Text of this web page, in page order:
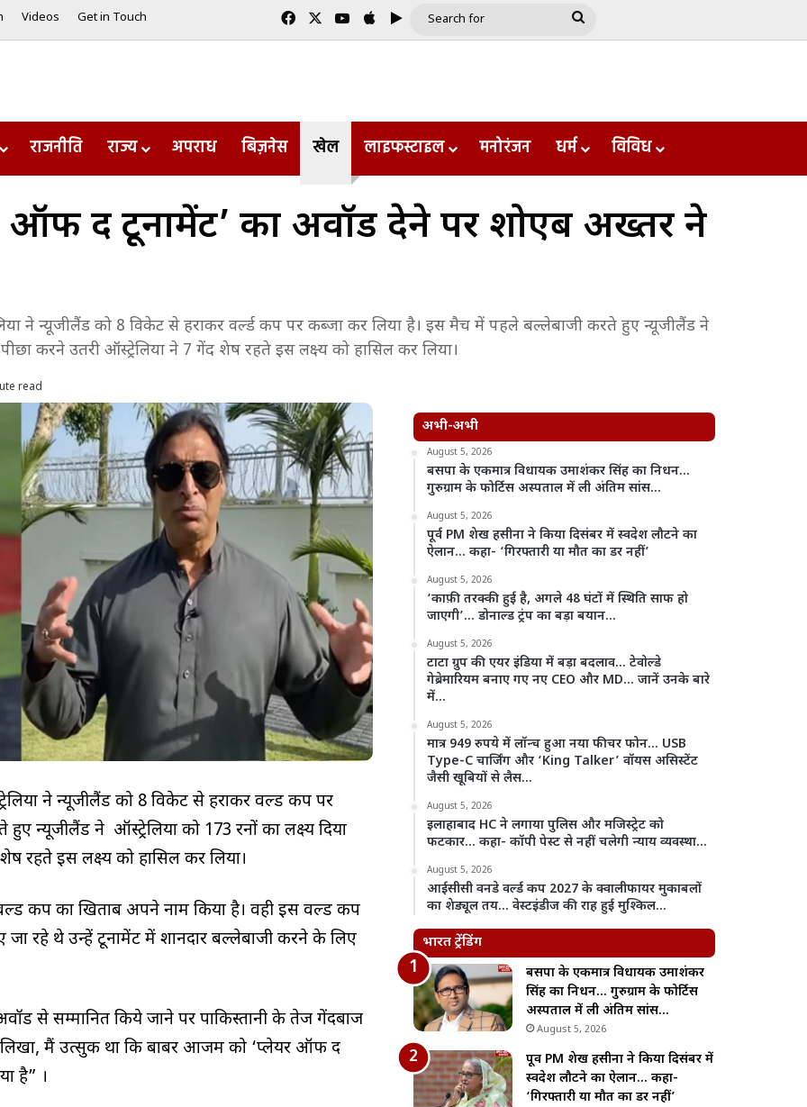
Videos Get in Touch FacebookYouTube
AppleGoogle Play
Search
राजनीति राज्य अपराध बिज़नेस खेल लाइफस्टाइल मनोरंजन धर्म विविध
ऑफ द टूर्नामेंट’ का अवॉर्ड देने पर शोएब अख्तर ने
ने न्यूजीलैंड को 8 विकेट से हराकर वर्ल्ड कप पर कब्जा कर लिया है। इस मैच में पहले बल्लेबाजी करते हुए न्यूजीलैंड ने
पीछा करने उतरी ऑस्ट्रेलिया ने 7 गेंद शेष रहते इस लक्ष्य को हासिल कर लिया।
read
ने न्यूजीलैंड को 8 विकेट से हराकर वर्ल्ड कप पर
न्यूजीलैंड ने ऑस्ट्रेलिया को 173 रनों का लक्ष्य दिया
रहते इस लक्ष्य को हासिल कर लिया।
कप का खिताब अपने नाम किया है। वही इस वर्ल्ड कप
रहे थे उन्हें टूर्नामेंट में शानदार बल्लेबाजी करने के लिए
से सम्मानित किये जाने पर पाकिस्तानी के तेज गेंदबाज
लिखा, मैं उत्सुक था कि बाबर आजम को ‘प्लेयर ऑफ द
है” ।
अभी-अभी
August 5, 2026
बसपा के एकमात्र विधायक उमाशंकर सिंह का निधन…
गुरुग्राम के फोर्टिस अस्पताल में ली अंतिम सांस…
August 5, 2026
पूर्व PM शेख हसीना ने किया दिसंबर में स्वदेश लौटने का
ऐलान… कहा- ‘गिरफ्तारी या मौत का डर नहीं’
August 5, 2026
‘काफ़ी तरक्की हुई है, अगले 48 घंटों में स्थिति साफ हो
जाएगी’… डोनाल्ड ट्रंप का बड़ा बयान…
August 5, 2026
टाटा ग्रुप की एयर इंडिया में बड़ा बदलाव… टेवोल्डे
गेब्रेमारियम बनाए गए नए CEO और MD… जानें उनके बारे
में…
August 5, 2026
मात्र 949 रुपये में लॉन्च हुआ नया फीचर फोन… USB
Type-C चार्जिंग और ‘King Talker’ वॉयस असिस्टेंट
जैसी खूबियों से लैस…
August 5, 2026
इलाहाबाद HC ने लगाया पुलिस और मजिस्ट्रेट को
फटकार… कहा- कॉपी पेस्ट से नहीं चलेगी न्याय व्यवस्था…
August 5, 2026
आईसीसी वनडे वर्ल्ड कप 2027 के क्वालीफायर मुकाबलों
का शेड्यूल तय… वेस्टइंडीज की राह हुई मुश्किल…
भारत ट्रेंडिंग
बसपा के एकमात्र विधायक उमाशंकर
सिंह का निधन… गुरुग्राम के फोर्टिस
अस्पताल में ली अंतिम सांस…
August 5, 2026
पूर्व PM शेख हसीना ने किया दिसंबर में
स्वदेश लौटने का ऐलान… कहा-
‘गिरफ्तारी या मौत का डर नहीं’